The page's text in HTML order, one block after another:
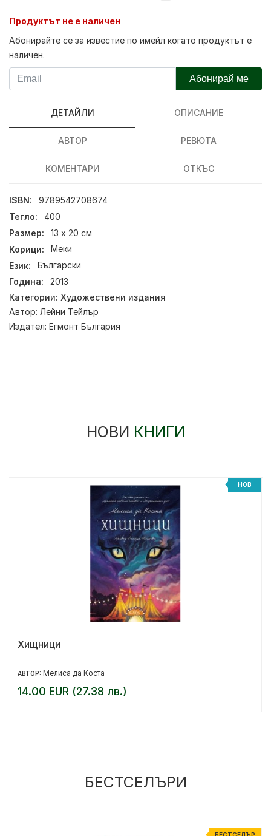
Продуктът не е наличен
Абонирайте се за известие по имейл когато продуктът е
наличен.
Абонирай ме
ДЕТАЙЛИ ОПИСАНИЕ
АВТОР РЕВЮТА
КОМЕНТАРИ ОТКЪС
ISBN:
9789542708674
Тегло:
400
Размер:
13 х 20 см
Корици:
Меки
Език:
Български
Година:
2013
Категории: Художествени издания
Автор: Лейни Тейлър
Издател: Егмонт България
НОВИ КНИГИ
НОВ
Хищници
АВТОР: Мелиса да Коста
14.00 EUR (27.38 лв.)
БЕСТСЕЛЪРИ